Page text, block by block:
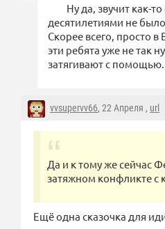
Ну да, звучит как-
десятилетиями не
Скорее всего, просто
эти ребята уже не так
затягивают с помощью.
vvsupervv66, 22 Апреля , url
Да и к тому же сейчас
затяжном конфликте с
Ещё одна сказочка для